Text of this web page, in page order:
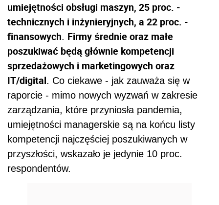
umiejętności obsługi maszyn, 25 proc. -
technicznych i inżynieryjnych, a 22 proc. -
finansowych. Firmy średnie oraz małe
poszukiwać będą głównie kompetencji
sprzedażowych i marketingowych oraz
IT/digital. Co ciekawe - jak zauważa się w
raporcie - mimo nowych wyzwań w zakresie
zarządzania, które przyniosła pandemia,
umiejętności managerskie są na końcu listy
kompetencji najczęściej poszukiwanych w
przyszłości, wskazało je jedynie 10 proc.
respondentów.